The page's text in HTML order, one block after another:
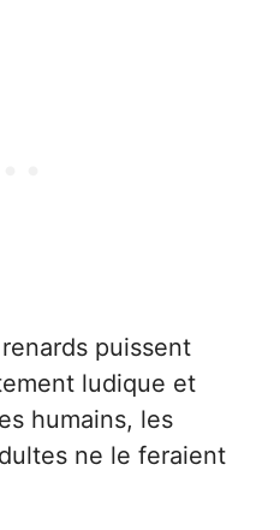
puissent
ludique et
humains, les
ne le feraient